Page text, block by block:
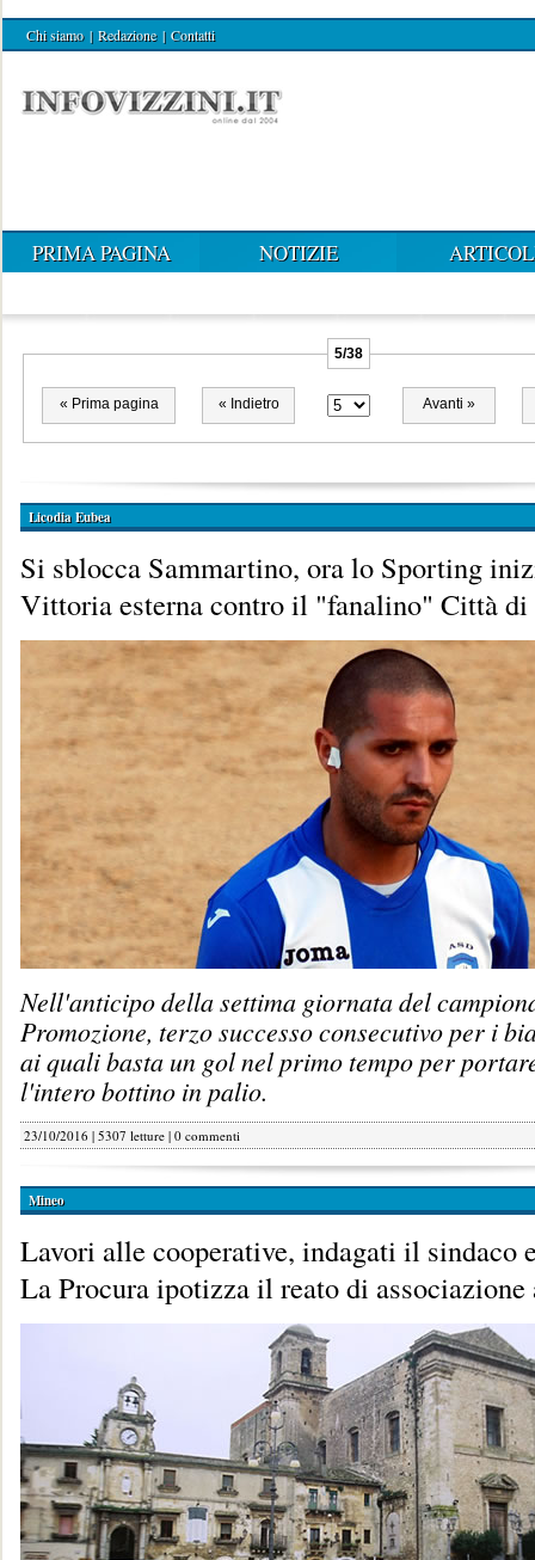
Chi siamo | Redazione | Contatti
PRIMA PAGINA NOTIZIE
5/38
« Prima pagina « Indietro Avanti »
Licodia Eubea
Si sblocca Sammartino, ora lo Sporting
Vittoria esterna contro il "fanalino" Città
Nell'anticipo della settima giornata del
Promozione, terzo successo consecutivo per i
ai quali basta un gol nel primo tempo per
l'intero bottino in palio.
23/10/2016 | 5307 letture | 0 commenti
Mineo
Lavori alle cooperative, indagati il sindaco
La Procura ipotizza il reato di associazione